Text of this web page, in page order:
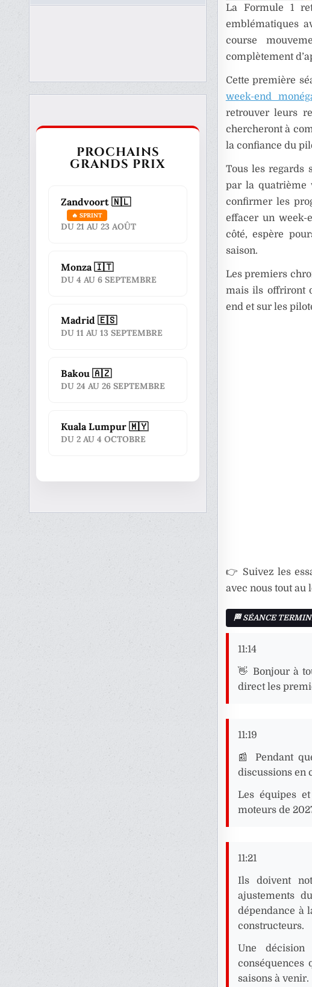
La Formule 1
emblématiques
course
complètement
Cette première
week-end
retrouver leurs
chercheront à
la confiance du
Tous les regards
par la quatrième
confirmer les
effacer un week-
côté, espère
saison.
Les premiers
mais ils offriront
end et sur les
👉 Suivez les
avec nous tout au
11:14
👋 Bonjour à
direct les
11:19
📰 Pendant
discussions en
Les équipes
moteurs de
11:21
Ils doivent
ajustements
dépendance à
constructeurs.
Une
conséquences
saisons à venir.
PROCHAINS
GRANDS PRIX
Zandvoort 🇳🇱
🔥 SPRINT
DU 21 AU 23 AOÛT
Monza 🇮🇹
DU 4 AU 6 SEPTEMBRE
Madrid 🇪🇸
DU 11 AU 13 SEPTEMBRE
Bakou 🇦🇿
DU 24 AU 26 SEPTEMBRE
Kuala Lumpur 🇲🇾
DU 2 AU 4 OCTOBRE